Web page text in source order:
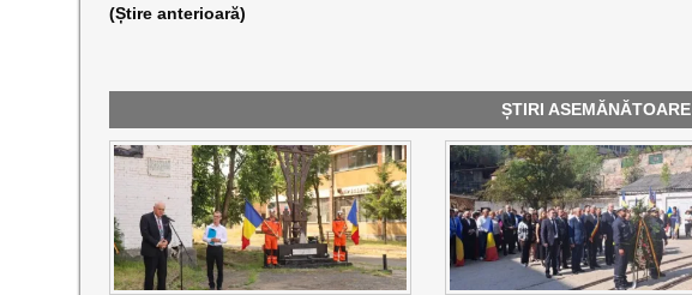
(Știre anterioară)
ȘTIRI ASEMĂNĂTOARE